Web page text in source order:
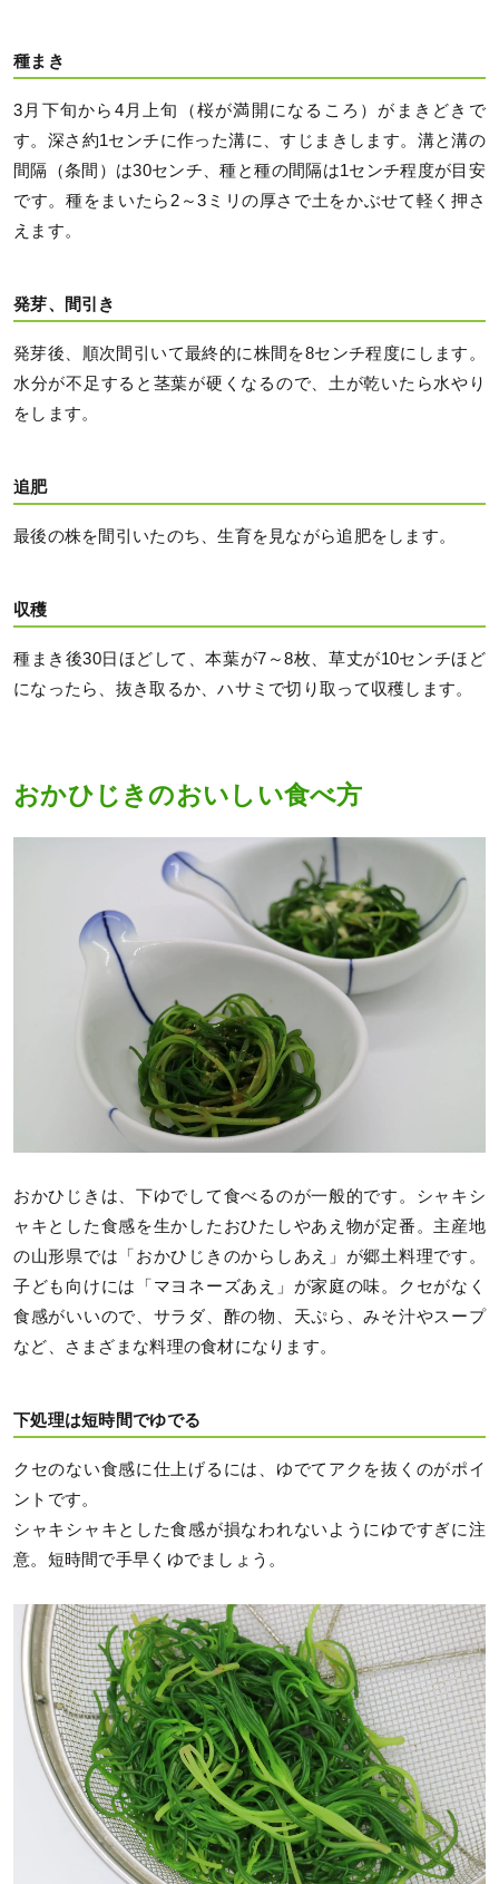
種まき
3月下旬から4月上旬（桜が満開になるころ）がまきどきで
す。深さ約1センチに作った溝に、すじまきします。溝と溝の
間隔（条間）は30センチ、種と種の間隔は1センチ程度が目安
です。種をまいたら2～3ミリの厚さで土をかぶせて軽く押さ
えます。
発芽、間引き
発芽後、順次間引いて最終的に株間を8センチ程度にします。
水分が不足すると茎葉が硬くなるので、土が乾いたら水やり
をします。
追肥
最後の株を間引いたのち、生育を見ながら追肥をします。
収穫
種まき後30日ほどして、本葉が7～8枚、草丈が10センチほど
になったら、抜き取るか、ハサミで切り取って収穫します。
おかひじきのおいしい食べ方
おかひじきは、下ゆでして食べるのが一般的です。シャキシ
ャキとした食感を生かしたおひたしやあえ物が定番。主産地
の山形県では「おかひじきのからしあえ」が郷土料理です。
子ども向けには「マヨネーズあえ」が家庭の味。クセがなく
食感がいいので、サラダ、酢の物、天ぷら、みそ汁やスープ
など、さまざまな料理の食材になります。
下処理は短時間でゆでる
クセのない食感に仕上げるには、ゆでてアクを抜くのがポイ
ントです。
シャキシャキとした食感が損なわれないようにゆですぎに注
意。短時間で手早くゆでましょう。